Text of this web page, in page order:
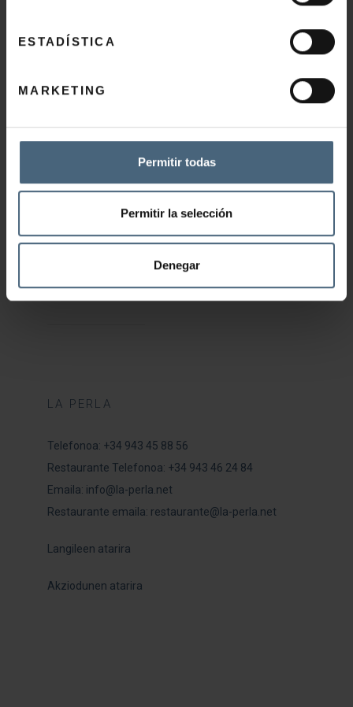
ESTADÍSTICA
MARKETING
Permitir todas
Permitir la selección
Denegar
Katalogoa
Nola iritsi
LA PERLA
Telefonoa: +34 943 45 88 56
Restaurante Telefonoa: +34 943 46 24 84
Emaila: info@la-perla.net
Restaurante emaila: restaurante@la-perla.net
Langileen atarira
Akziodunen atarira